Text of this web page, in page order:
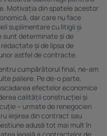
Motivația din spatele acestor
dar care nu face
suplimentare cu litigii și
determinate și de
și de lipsa de
astfel de contracte.
cumpărătorul final, ne-am
paliere. Pe de-o parte,
efectelor economice
calității construcției și
– urmate de renegocieri
ieșirea din contract sau
adusă tot mai mult în
legală a contractelor de